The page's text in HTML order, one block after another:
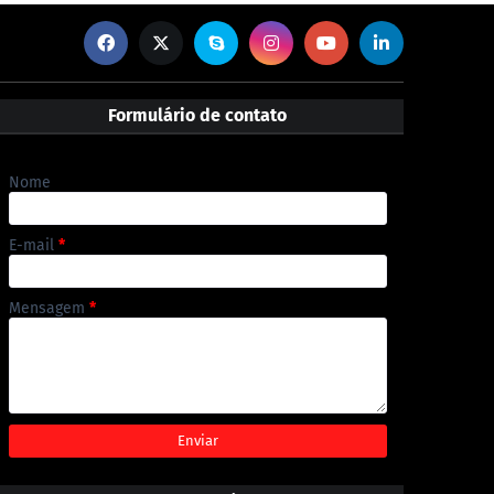
Formulário de contato
Nome
E-mail *
Mensagem *